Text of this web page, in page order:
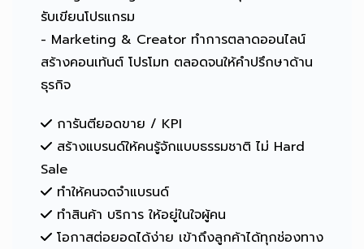
รับเขียนโปรแกรม
- Marketing & Creator ทำการตลาดออนไลน์
สร้างคอนเท้นต์ โปรโมท ตลอดจนให้คำปรึกษาด้าน
ธุรกิจ
การันตียอดขาย / KPI
สร้างแบรนด์ให้คนรู้จักแบบธรรมชาติ ไม่ Hard
Sale
ทำให้คนจดจำแบรนด์
ทำสินค้า บริการ ให้อยู่ในใจผู้คน
โอกาสต่อยอดได้ง่าย เข้าถึงลูกค้าได้ทุกช่องทาง